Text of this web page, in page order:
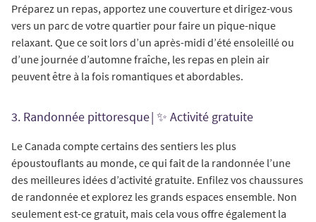
Préparez un repas, apportez une couverture et dirigez-vous
vers un parc de votre quartier pour faire un pique-nique
relaxant. Que ce soit lors d’un après-midi d’été ensoleillé ou
d’une journée d’automne fraîche, les repas en plein air
peuvent être à la fois romantiques et abordables.
3. Randonnée pittoresque | ✨ Activité gratuite
Le Canada compte certains des sentiers les plus
époustouflants au monde, ce qui fait de la randonnée l’une
des meilleures idées d’activité gratuite. Enfilez vos chaussures
de randonnée et explorez les grands espaces ensemble. Non
seulement est-ce gratuit, mais cela vous offre également la